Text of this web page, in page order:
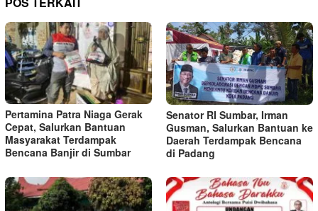
Pertamina Patra Niaga Gerak
Cepat, Salurkan Bantuan
Masyarakat Terdampak
Bencana Banjir di Sumbar
Senator RI Sumbar, Irman
Gusman, Salurkan Bantuan ke
Daerah Terdampak Bencana
di Padang